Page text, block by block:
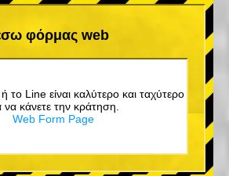
φόρμας web
το Line είναι καλύτερο και ταχύτερο
να κάνετε την κράτηση.
Web Form Page